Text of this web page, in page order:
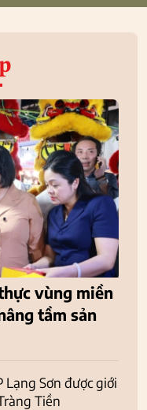
vùng miền
tầm sản
Lạng Sơn được giới
Tiền